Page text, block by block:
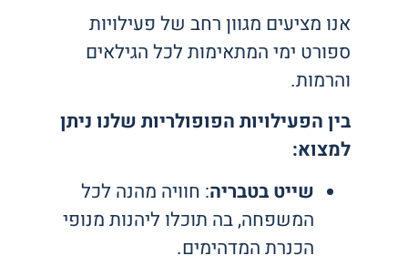
אנו מציעים מגוון רחב של פעילויות
ספורט ימי המתאימות לכל הגילאים
והרמות.
בין הפעילויות הפופולריות שלנו ניתן
למצוא:
שייט בטבריה: חוויה מהנה לכל
המשפחה, בה תוכלו ליהנות מנופי
הכנרת המדהימים.